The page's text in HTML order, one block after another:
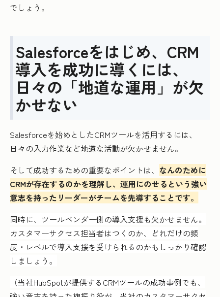
でしょう。
Salesforceをはじめ、CRM
導入を成功に導くには、
日々の「地道な運用」が欠
かせない
Salesforceを始めとしたCRMツールを活用するには、
日々の入力作業など地道な活動が欠かせません。
そして成功するための重要なポイントは、 なんのために
CRMが存在するのかを理解し、運用にのせるという強い
意志を持ったリーダーがチームを先導することです。
同時に、ツールベンダー側の導入支援も欠かせません。
カスタマーサクセス担当者はつくのか、どれだけの頻
度・レベルで導入支援を受けられるのかもしっかり確認
しましょう。
（当社HubSpotが提供するCRMツールの成功事例でも、